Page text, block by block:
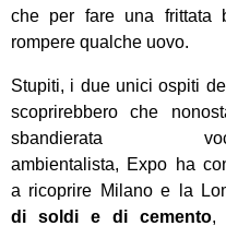
che per fare una frittata
rompere qualche uovo.
Stupiti, i due unici ospiti
scoprirebbero che
sbandierata
ambientalista, Expo ha
a ricoprire Milano e la
di soldi e di cemento,